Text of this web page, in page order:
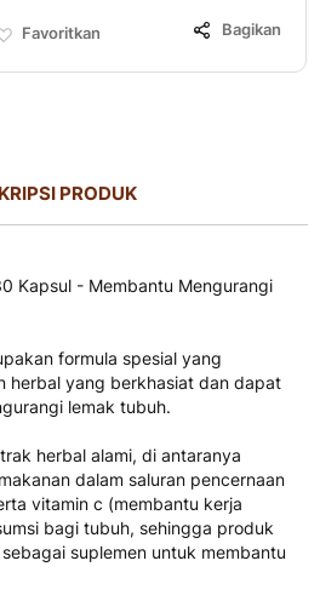
Bagikan
Favoritkan
PRODUK
Kapsul - Membantu Mengurangi
formula spesial yang
herbal yang berkhasiat dan dapat
lemak tubuh.
herbal alami, di antaranya
dalam saluran pencernaan
vitamin c (membantu kerja
bagi tubuh, sehingga produk
suplemen untuk membantu